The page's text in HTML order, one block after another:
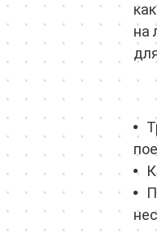
на